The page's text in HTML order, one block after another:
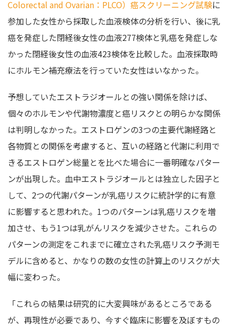
Colorectal and Ovarian：PLCO）癌スクリーニング試験に
参加した女性から採取した血液検体の分析を行い、後に乳
癌を発症した閉経後女性の血液277検体と乳癌を発症しな
かった閉経後女性の血液423検体を比較した。血液採取時
にホルモン補充療法を行っていた女性はいなかった。
予想していたエストラジオールとの強い関係を除けば、
個々のホルモンや代謝物濃度と癌リスクとの明らかな関係
は判明しなかった。エストロゲンの3つの主要代謝経路と
各物質との関係を考慮すると、互いの経路と代謝に利用で
きるエストロゲン総量とを比べた場合に一番明確なパター
ンが出現した。血中エストラジオールとは独立した因子と
して、2つの代謝パターンが乳癌リスクに統計学的に有意
に影響すると思われた。1つのパターンは乳癌リスクを増
加させ、もう1つは乳がんリスクを減少させた。これらの
パターンの測定をこれまでに確立された乳癌リスク予測モ
デルに含めると、かなりの数の女性の計算上のリスクが大
幅に変わった。
「これらの結果は研究的に大変興味があるところである
が、再現性が必要であり、今すぐ臨床に影響を及ぼすもの